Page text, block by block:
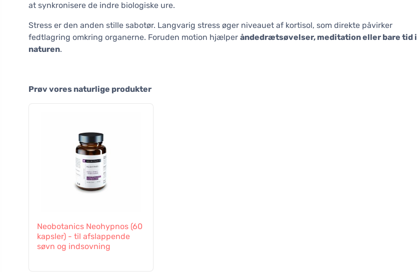
at synkronisere de indre biologiske ure.
Stress er den anden stille sabotør. Langvarig stress øger niveauet af kortisol, som direkte påvirker
fedtlagring omkring organerne. Foruden motion hjælper åndedrætsøvelser, meditation eller bare tid i
naturen.
Prøv vores naturlige produkter
Neobotanics Neohypnos (60
kapsler) - til afslappende
søvn og indsovning